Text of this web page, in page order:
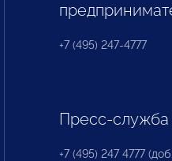
+7 (495) 247-4777
Пресс-служба
+7 (495) 247 4777 (доб.